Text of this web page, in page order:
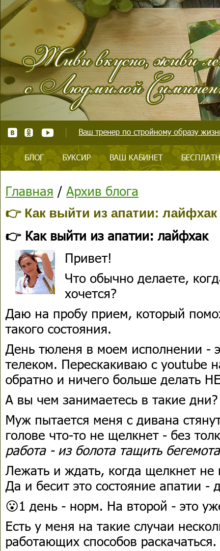
Ваш тренер по стройному образу
БЛОГ БУКСИР ВАШ КАБИНЕТ
Главная / Архив блога
👉 Как выйти из апатии: лайфхак
👉 Как выйти из апатии: лайфхак
Привет!
Что обычно делаете,
хочется?
Даю на пробу прием, который
такого состояния.
День тюленя в моем исполнении -
телеком. Перескакиваю с youtube
обратно и ничего больше
А вы чем занимаетесь в такие дни?
Муж пытается меня с дивана
голове что-то не щелкнет - без
работа - из болота тащить
Лежать и ждать, когда щелкнет не
Да и бесит это состояние апатии -
😮1 день - норм. На второй - это
Есть у меня на такие случаи
работающих способов раскачаться.